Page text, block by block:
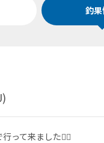
釣
って来ました🚣‍♀️